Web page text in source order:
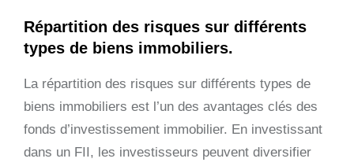
Répartition des risques sur différents
types de biens immobiliers.
La répartition des risques sur différents types de
biens immobiliers est l’un des avantages clés des
fonds d’investissement immobilier. En investissant
dans un FII, les investisseurs peuvent diversifier